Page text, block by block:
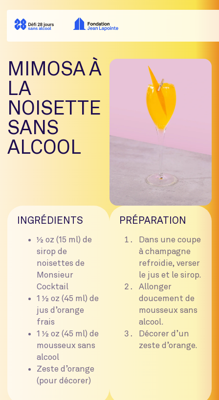
MIMOSA À
LA
NOISETTE
SANS
ALCOOL
INGRÉDIENTS
½ oz (15 ml) de
sirop de
noisettes de
Monsieur
Cocktail
1 ½ oz (45 ml) de
jus d’orange
frais
1 ½ oz (45 ml) de
mousseux sans
alcool
Zeste d’orange
(pour décorer)
PRÉPARATION
Dans une coupe
à champagne
refroidie, verser
le jus et le sirop.
Allonger
doucement de
mousseux sans
alcool.
Décorer d’un
zeste d’orange.